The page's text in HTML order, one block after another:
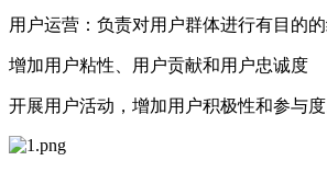
用户运营‌：负责对用户群体进行有目的
增加用户粘性、用户贡献和用户忠诚度
开展用户活动，增加用户积极性和参与度